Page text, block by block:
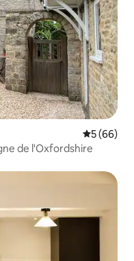
5 (66)
de l'Oxfordshire